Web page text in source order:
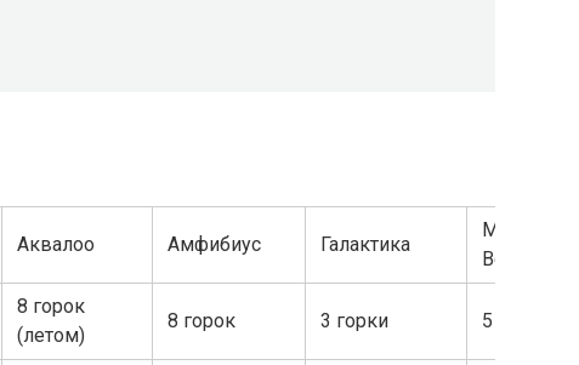
Аквалоо Амфибиус Галактика
Mountain
Beach
8 горок
(летом)
8 горок 3 горки 5 горок